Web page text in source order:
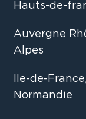
Hauts-de-
Auvergne
Alpes
Ile-de-
Normandie